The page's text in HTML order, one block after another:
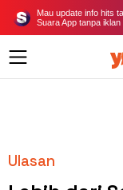
Mau update info hits
Suara App tanpa iklan
Ulasan